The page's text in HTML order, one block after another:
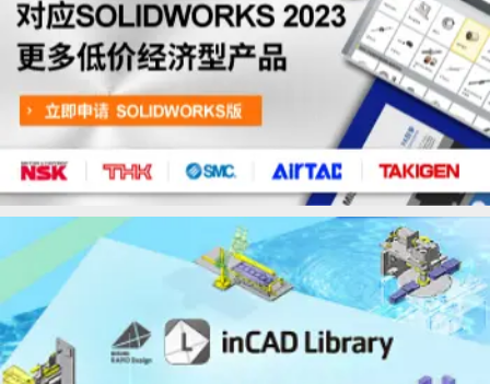
No.
基准尺
寸
格
值
部位示例
±0.
1
超过
6，30
以下
2
超过3
0，120
以下
3